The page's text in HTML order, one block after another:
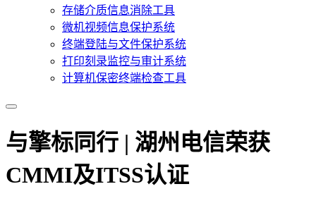
存储介质信息消除工具
微机视频信息保护系统
终端登陆与文件保护系统
打印刻录监控与审计系统
计算机保密终端检查工具
与擎标同行 | 湖州电信荣获
CMMI及ITSS认证